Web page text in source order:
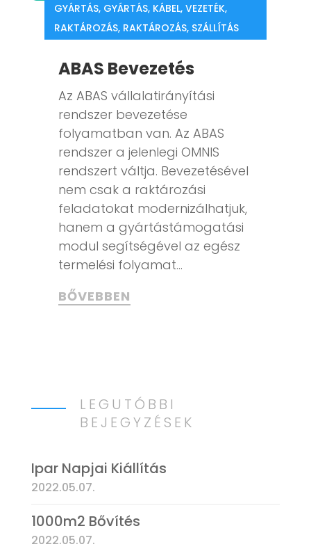
ABAS Bevezetés
GYÁRTÁS, GYÁRTÁS, KÁBEL, VEZETÉK,
RAKTÁROZÁS, RAKTÁROZÁS, SZÁLLÍTÁS
Az ABAS vállalatirányítási
rendszer bevezetése
folyamatban van. Az ABAS
rendszer a jelenlegi OMNIS
rendszert váltja. Bevezetésével
nem csak a raktározási
feladatokat modernizálhatjuk,
hanem a gyártástámogatási
modul segítségével az egész
termelési folyamat...
BŐVEBBEN
LEGUTÓBBI
BEJEGYZÉSEK
Ipar Napjai Kiállítás
2022.05.07.
1000m2 Bővítés
2022.05.07.